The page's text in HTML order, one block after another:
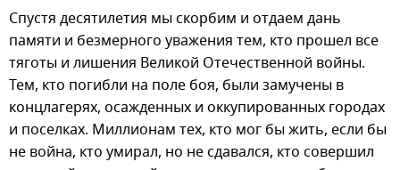
Спустя десятилетия мы скорбим и отдаем дань
памяти и безмерного уважения тем, кто прошел все
тяготы и лишения Великой Отечественной войны.
Тем, кто погибли на поле боя, были замучены в
концлагерях, осажденных и оккупированных городах
и поселках. Миллионам тех, кто мог бы жить, если бы
не война, кто умирал, но не сдавался, кто совершил